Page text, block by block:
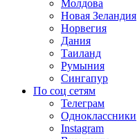
Молдова
Новая Зеландия
Норвегия
Дания
Таиланд
Румыния
Сингапур
По соц сетям
Телеграм
Одноклассники
Instagram